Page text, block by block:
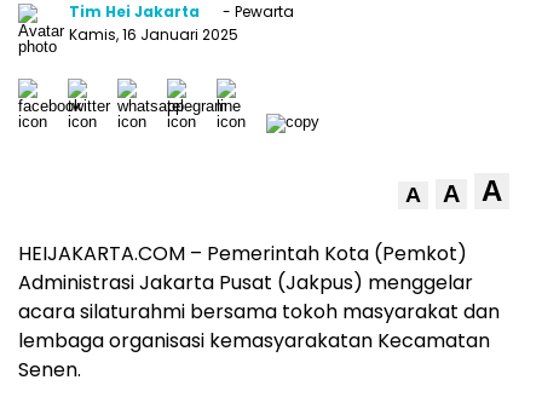
Tim Hei Jakarta
- Pewarta
Kamis, 16 Januari 2025
A A A
HEIJAKARTA.COM – Pemerintah Kota (Pemkot)
Administrasi Jakarta Pusat (Jakpus) menggelar
acara silaturahmi bersama tokoh masyarakat dan
lembaga organisasi kemasyarakatan Kecamatan
Senen.